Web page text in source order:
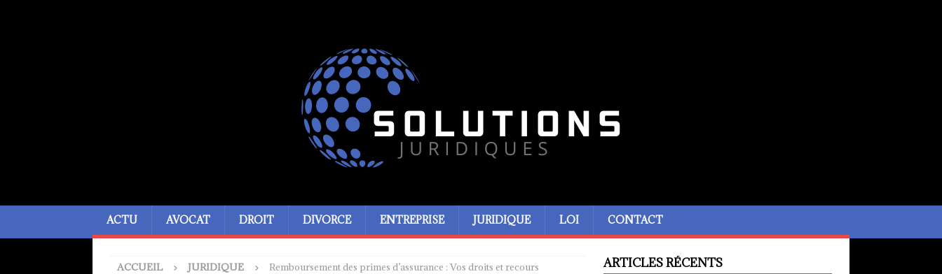
ACTU AVOCAT DROIT DIVORCE ENTREPRISE JURIDIQUE LOI CONTACT
ACCUEIL JURIDIQUE
Remboursement des primes d’assurance : Vos droits et recours
ARTICLES RÉCENTS